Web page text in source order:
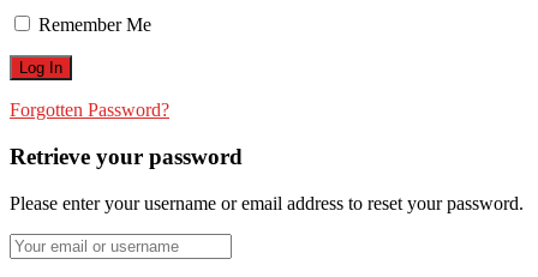
Remember Me
Forgotten Password?
Retrieve your password
Please enter your username or email address to reset your password.